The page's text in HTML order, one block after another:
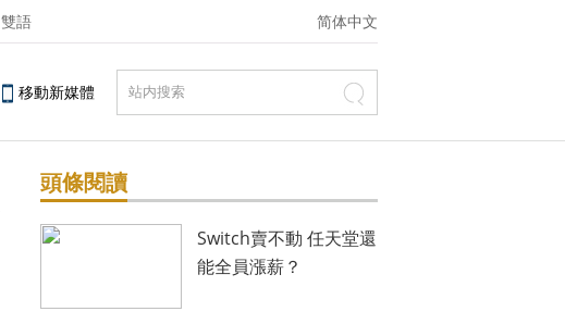
雙語 简体中文
移動新媒體
頭條閱讀
Switch賣不動 任天堂還
能全員漲薪？